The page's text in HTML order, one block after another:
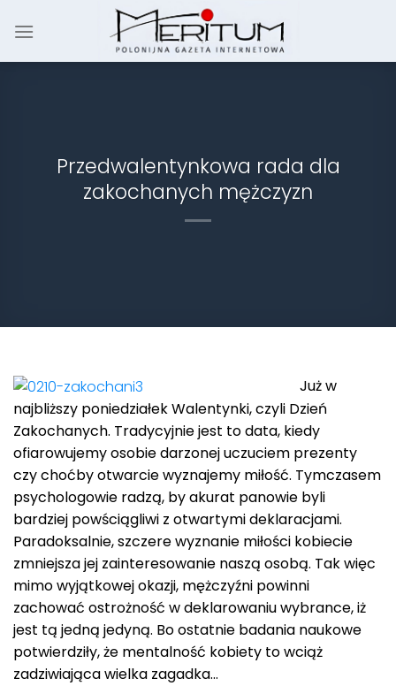
Przedwalentynkowa rada dla
zakochanych mężczyzn
Już w
najbliższy poniedziałek Walentynki, czyli Dzień
Zakochanych. Tradycyjnie jest to data, kiedy
ofiarowujemy osobie darzonej uczuciem prezenty
czy choćby otwarcie wyznajemy miłość. Tymczasem
psychologowie radzą, by akurat panowie byli
bardziej powściągliwi z otwartymi deklaracjami.
Paradoksalnie, szczere wyznanie miłości kobiecie
zmniejsza jej zainteresowanie naszą osobą. Tak więc
mimo wyjątkowej okazji, mężczyźni powinni
zachować ostrożność w deklarowaniu wybrance, iż
jest tą jedną jedyną. Bo ostatnie badania naukowe
potwierdziły, że mentalność kobiety to wciąż
zadziwiająca wielka zagadka…